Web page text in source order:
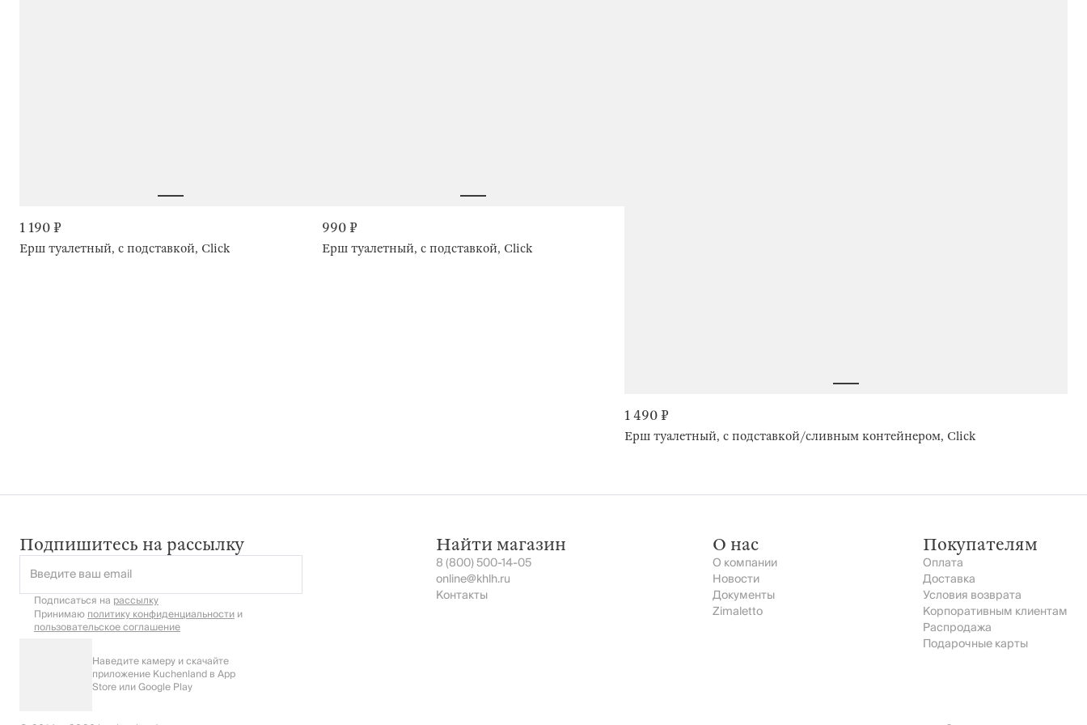
1 190 ₽
Ерш туалетный, с подставкой, Click
990 ₽
Ерш туалетный, с подставкой, Click
1 490 ₽
Ерш туалетный, с подставкой/сливным контейнером, Click
Подпишитесь на рассылку
Введите ваш email
Подписаться на рассылку
Принимаюполитику конфиденциальностии
пользовательское соглашение
Наведите камеру и скачайте
приложение Kuchenland в App
Store или Google Play
Найти магазин
8 (800) 500-14-05
online@khlh.ru
Контакты
О нас
О компании
Новости
Документы
Zimaletto
Покупателям
Оплата
Доставка
Условия возврата
Корпоративным клиентам
Распродажа
Подарочные карты